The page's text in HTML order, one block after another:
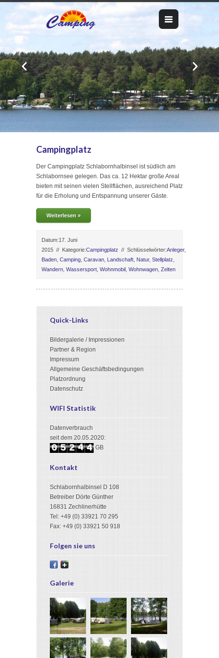
Campingplatz
Der Campingplatz Schlabornhalbinsel ist südlich am
Schlabornsee gelegen. Das ca. 12 Hektar große Areal
bieten mit seinen vielen Stellflächen, ausreichend Platz
für die Erholung und Entspannung unserer Gäste.
Weiterlesen »
Datum:17. Juni
2015 // Kategorie:Campingplatz // Schlüsselwörter:Anleger,
Baden Camping Caravan Landschaft Natur, Stellplatz
Wandern Wassersport Wohnmobil Wohnwagen Zelten
Quick-Links
Bildergalerie / Impressionen
Partner & Region
Impressum
Allgemeine Geschäftsbedingungen
Platzordnung
Datenschutz
WIFI Statistik
Datenverbrauch
seit dem 20.05.2020:
0 5 2 4 4
3
GB
Kontakt
Schlabornhalbinsel D 108
Betreiber Dörte Günther
16831 Zechlinerhütte
Tel: +49 (0) 33921 70 295
Fax: +49 (0) 33921 50 918
Folgen sie uns
Galerie